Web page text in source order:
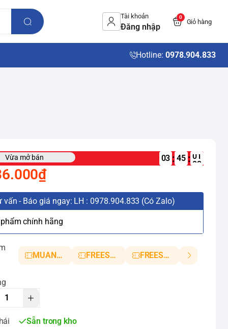
Tài khoản
Đăng nhập
0
Giỏ hàng
Hotline: 0978.904.833
Vừa mở bán 03 : :
vấn - Báo giá ngay: LH : 0978.904.833 (Có Zalo)
chính hãng
MUANHANH01 FREESHIP5 FREESHIP10
Sẵn trong kho